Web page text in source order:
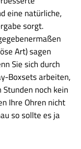
eine natürliche,
sorgt.
Art) sagen
Sie sich durch
Boxsets arbeiten,
noch kein
Ihre Ohren nicht
so sollte es ja